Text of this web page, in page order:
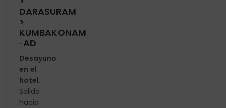
DARASURAM
>
KUMBAKONAM
· AD
Desayuno
en el
hotel.
Salida
hacia